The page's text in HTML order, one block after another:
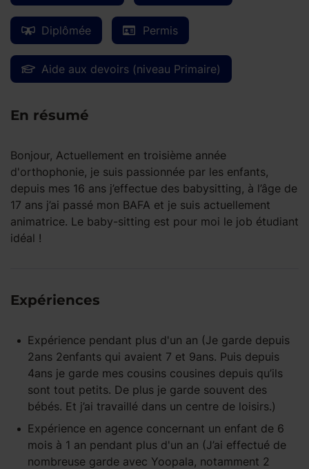
Diplômée Permis
Aide aux devoirs (niveau Primaire)
En résumé
Bonjour, Actuellement en troisième année
d'orthophonie, je suis passionnée par les enfants,
depuis mes 16 ans j’effectue des babysitting, à l’âge de
17 ans j’ai passé mon BAFA et je suis actuellement
animatrice. Le baby-sitting est pour moi le job étudiant
idéal !
Expériences
Expérience pendant plus d'un an (Je garde depuis
2ans 2enfants qui avaient 7 et 9ans. Puis depuis
4ans je garde mes cousins cousines depuis qu’ils
sont tout petits. De plus je garde souvent des
bébés. Et j’ai travaillé dans un centre de loisirs.)
Expérience en agence concernant un enfant de 6
mois à 1 an pendant plus d'un an (J’ai effectué de
nombreuse garde avec Yoopala, notamment 2